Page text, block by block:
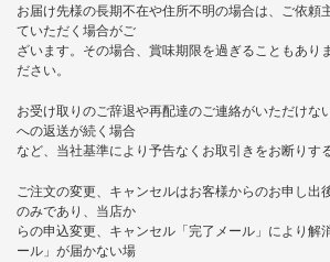
お届け先様の長期不在や住所不明の場合は、ご依頼
ていただく場合がご
ざいます。その場合、賞味期限を過ぎることもあり
ださい。
お受け取りのご辞退や再配達のご連絡がいただけな
への返送が続く場合
など、当社基準により予告なくお取引きをお断りす
ご注文の変更、キャンセルはお客様からのお申し出
のみであり、当店か
らの申込変更、キャンセル「完了メール」により解
ール」が届かない場